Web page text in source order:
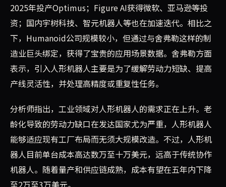
2025年投产Optimus；Figure AI获得微软、亚马逊等投
资；国内宇树科技、智元机器人等也在加速迭代。相比之
下，Humanoid公司规模较小，但通过与舍弗勒这样的制
造业巨头绑定，获得了宝贵的应用场景数据。舍弗勒方面
表示，引入人形机器人主要是为了缓解劳动力短缺、提高
产线灵活性，并处理高精度或重复性任务。
分析师指出，工业领域对人形机器人的需求正在上升。老
龄化导致的劳动力缺口在发达国家尤为严重，人形机器人
能够适应现有工厂布局而无须大规模改造。不过，人形机
器人目前单台成本高达数万至十万美元，远高于传统协作
机器人。随着量产和供应链成熟，成本有望在五年内下降
至2万至3万美元。